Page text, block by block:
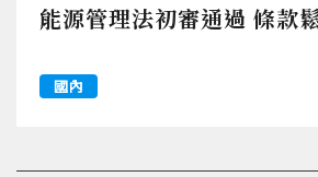
能源管理法初審通過 條款
國內